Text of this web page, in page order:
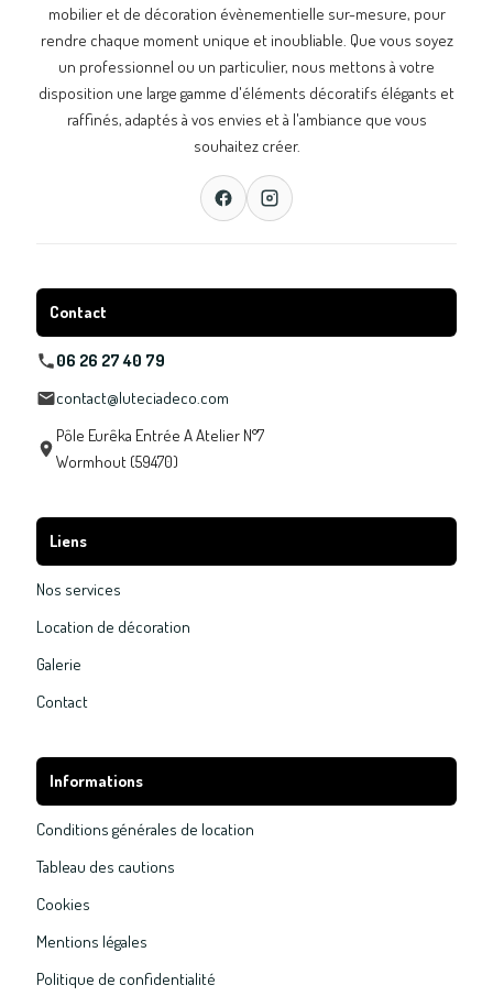
mobilier et de décoration évènementielle sur-mesure, pour
rendre chaque moment unique et inoubliable. Que vous soyez
un professionnel ou un particulier, nous mettons à votre
disposition une large gamme d'éléments décoratifs élégants et
raffinés, adaptés à vos envies et à l'ambiance que vous
souhaitez créer.
Contact
06 26 27 40 79
contact@luteciadeco.com
Pôle Eurêka Entrée A Atelier N°7
Wormhout (59470)
Liens
Nos services
Location de décoration
Galerie
Contact
Informations
Conditions générales de location
Tableau des cautions
Cookies
Mentions légales
Politique de confidentialité